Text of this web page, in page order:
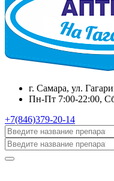
г. Самара, ул.
Пн-Пт 7:00-22:00,
+7(846)379-20-14